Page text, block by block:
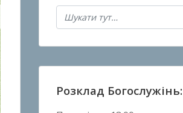
Розклад Богослужінь: